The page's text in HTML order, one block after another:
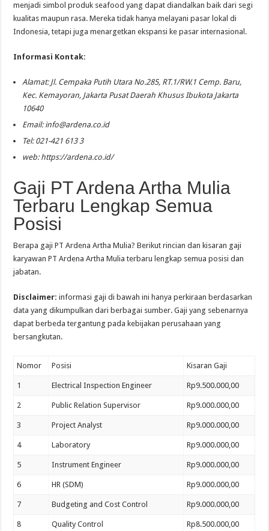
menjadi simbol produk seafood yang dapat diandalkan baik dari segi
kualitas maupun rasa. Mereka tidak hanya melayani pasar lokal di
Indonesia, tetapi juga menargetkan ekspansi ke pasar internasional.
Informasi Kontak:
Alamat: Jl. Cempaka Putih Utara No.285, RT.1/RW.1 Cemp. Baru,
Kec. Kemayoran, Jakarta Pusat Daerah Khusus Ibukota Jakarta
10640
Email: info@ardena.co.id
Tel: 021-421 613 3
web: https://ardena.co.id/
Gaji PT Ardena Artha Mulia
Terbaru Lengkap Semua
Posisi
Berapa gaji PT Ardena Artha Mulia? Berikut rincian dan kisaran gaji
karyawan PT Ardena Artha Mulia terbaru lengkap semua posisi dan
jabatan.
Disclaimer: informasi gaji di bawah ini hanya perkiraan berdasarkan
data yang dikumpulkan dari berbagai sumber. Gaji yang sebenarnya
dapat berbeda tergantung pada kebijakan perusahaan yang
bersangkutan.
Nomor Posisi Kisaran Gaji
1 Electrical Inspection Engineer Rp9.500.000,00
2 Public Relation Supervisor Rp9.000.000,00
3 Project Analyst Rp9.000.000,00
4 Laboratory Rp9.000.000,00
5 Instrument Engineer Rp9.000.000,00
6 HR (SDM) Rp9.000.000,00
7 Budgeting and Cost Control Rp9.000.000,00
8 Quality Control Rp8.500.000,00